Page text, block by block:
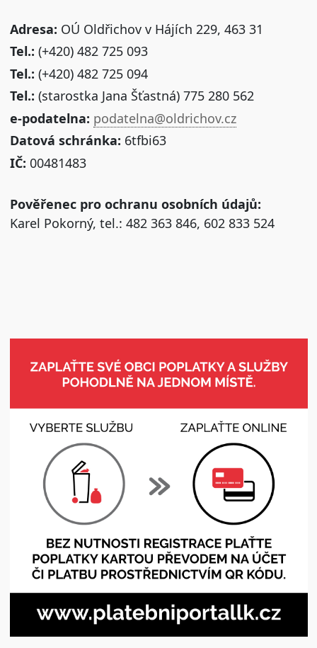
Adresa: OÚ Oldřichov v Hájích 229, 463 31
Tel.: (+420) 482 725 093
Tel.: (+420) 482 725 094
Tel.: (starostka Jana Šťastná) 775 280 562
e-podatelna: podatelna@oldrichov.cz
Datová schránka: 6tfbi63
IČ: 00481483
Pověřenec pro ochranu osobních údajů:
Karel Pokorný, tel.: 482 363 846, 602 833 524